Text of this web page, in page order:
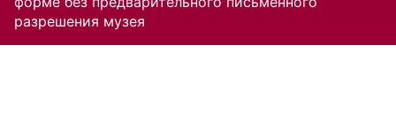
разрешения музея